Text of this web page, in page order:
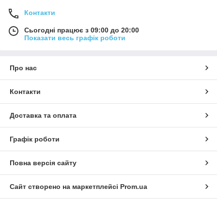
Контакти
Сьогодні працює з 09:00 до 20:00
Показати весь графік роботи
Про нас
Контакти
Доставка та оплата
Графік роботи
Повна версія сайту
Сайт створено на маркетплейсі Prom.ua